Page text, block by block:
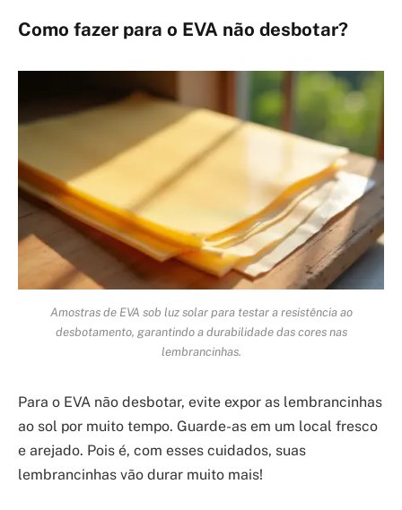
Como fazer para o EVA não desbotar?
Amostras de EVA sob luz solar para testar a resistência ao
desbotamento, garantindo a durabilidade das cores nas
lembrancinhas.
Para o EVA não desbotar, evite expor as lembrancinhas
ao sol por muito tempo. Guarde-as em um local fresco
e arejado. Pois é, com esses cuidados, suas
lembrancinhas vão durar muito mais!